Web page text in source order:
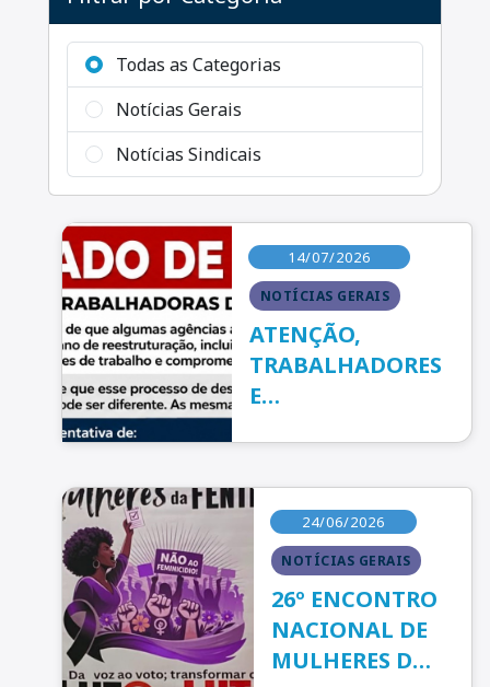
Todas as Categorias
Notícias Gerais
Notícias Sindicais
NOTÍCIAS GERAIS
14/07/2026
ATENÇÃO,
TRABALHADORES
E
SINTECT-SJO!
NOTÍCIAS GERAIS
24/06/2026
26º ENCONTRO
NACIONAL DE
MULHERES DA